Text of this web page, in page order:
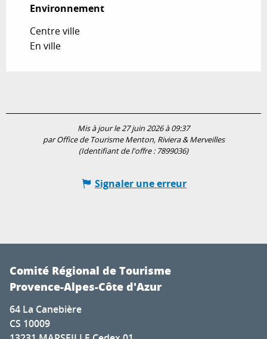
Environnement
Environnement
Centre ville
En ville
Mis à jour le 27 juin 2026 à 09:37
par Office de Tourisme Menton, Riviera & Merveilles
(Identifiant de l'offre : 7899036)
Signaler une erreur
Comité Régional de Tourisme
Provence-Alpes-Côte d'Azur
64 La Canebière
CS 10009